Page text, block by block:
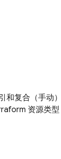
和复合（手动
资源类型